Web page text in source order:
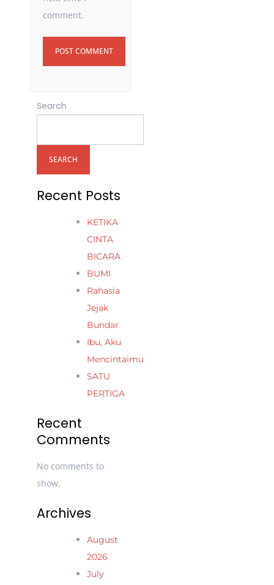
comment.
Search
SEARCH
Recent Posts
KETIKA
CINTA
BICARA
BUMI
Rahasia
Jejak
Bundar
Ibu, Aku
Mencintaimu
SATU
PERTIGA
Recent
Comments
No comments to
show.
Archives
August
2026
July